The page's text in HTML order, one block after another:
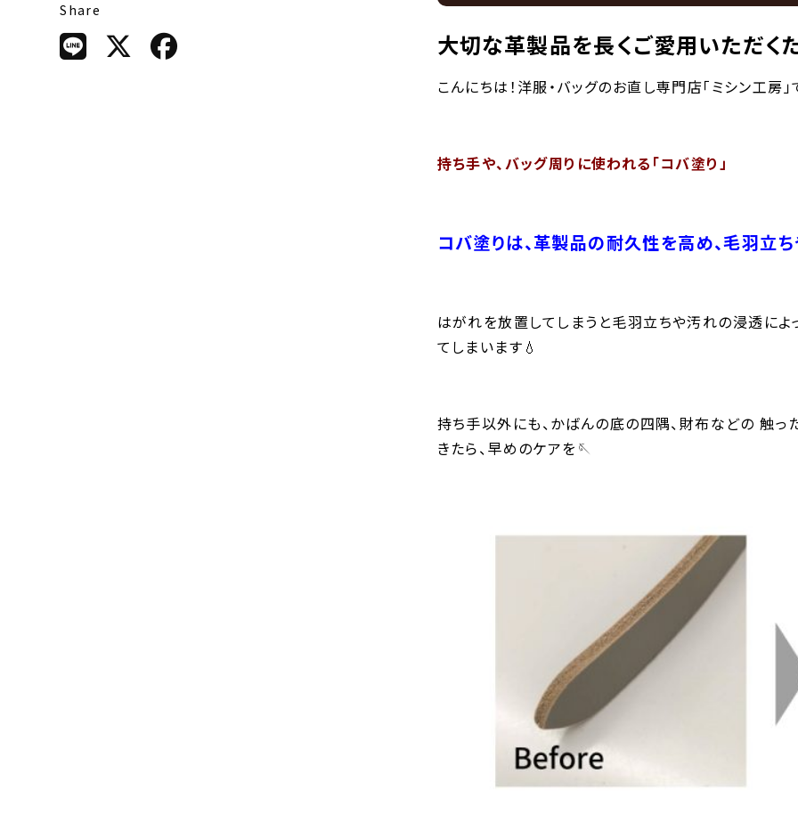
Share
大切な革製品を長くご愛用いただく
こんにちは！洋服・バッグのお直し専門店「ミシン工房」
持ち手や、バッグ周りに使われる「コバ塗り」
コバ塗りは、革製品の耐久性を高め、毛羽立
はがれを放置してしまうと毛羽立ちや汚れの浸透に
てしまいます💧
持ち手以外にも、かばんの底の四隅、財布などの 触っ
きたら、早めのケアを🪡